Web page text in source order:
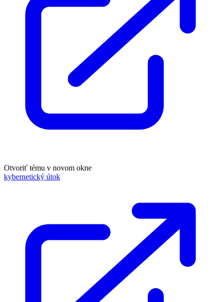
Otvoriť tému v novom okne
kybernetický útok